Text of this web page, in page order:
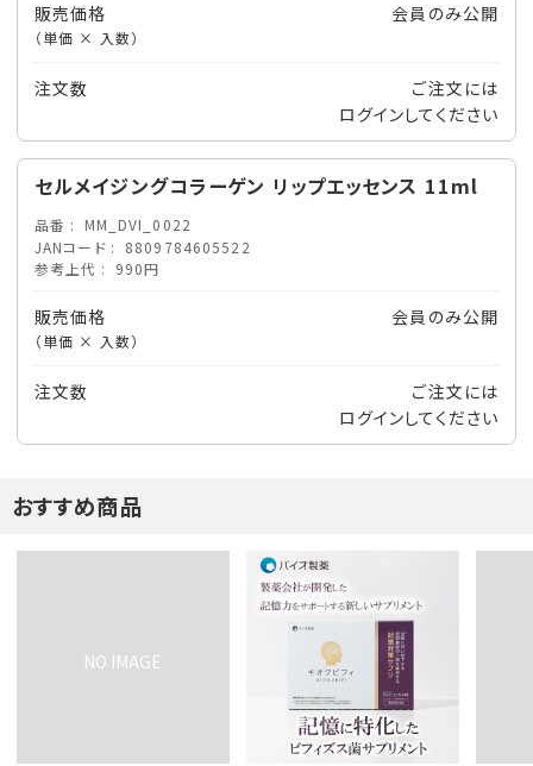
販売価格
（単価 × 入数）
会員のみ公開
注文数
ご注文には
ログインしてください
セルメイジングコラーゲン リップエッセンス 11ml
品番
MM_DVI_0022
JANコード
8809784605522
参考上代
990円
販売価格
（単価 × 入数）
会員のみ公開
注文数
ご注文には
ログインしてください
おすすめ商品